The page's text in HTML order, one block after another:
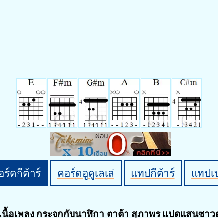
ร์ดกีต้าร์ คอร์ดอูคูเลเล่ แทปกีต้าร์ แทปเ
นื้อเพลง กระจกกับนาฬิกา ตาต้า สุภาพร แปดแสนซาว